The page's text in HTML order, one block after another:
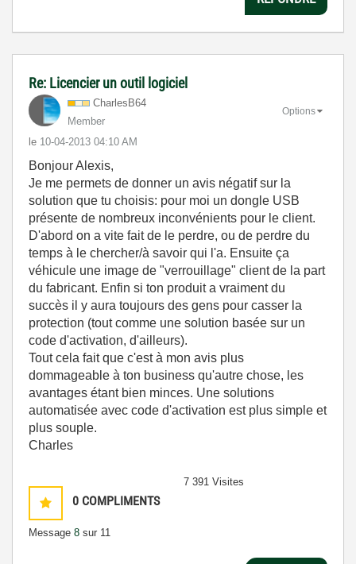
Re: Licencier un outil logiciel
CharlesB64
Member
le ‎10-04-2013 04:10 AM
Options
Bonjour Alexis,
Je me permets de donner un avis négatif sur la
solution que tu choisis: pour moi un dongle USB
présente de nombreux inconvénients pour le client.
D'abord on a vite fait de le perdre, ou de perdre du
temps à le chercher/à savoir qui l'a. Ensuite ça
véhicule une image de "verrouillage" client de la part
du fabricant. Enfin si ton produit a vraiment du
succès il y aura toujours des gens pour casser la
protection (tout comme une solution basée sur un
code d'activation, d'ailleurs).
Tout cela fait que c'est à mon avis plus
dommageable à ton business qu'autre chose, les
avantages étant bien minces. Une solutions
automatisée avec code d'activation est plus simple et
plus souple.
Charles
0 COMPLIMENTS
Message 8 sur 11
7 391 Visites